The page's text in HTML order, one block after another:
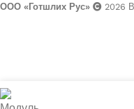
ООО «Готшлих Рус» 2026